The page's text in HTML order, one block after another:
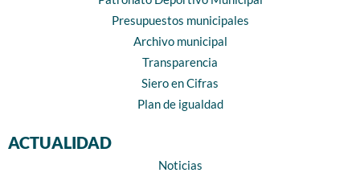
Presupuestos municipales
Archivo municipal
Transparencia
Siero en Cifras
Plan de igualdad
ACTUALIDAD
Noticias